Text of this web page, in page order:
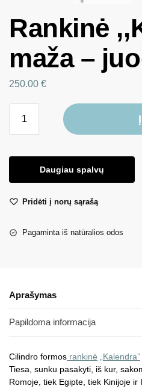
Rankinė
maža –
250.00 €
Daugiau spalvų
Pridėti į norų sąrašą
Pagaminta iš natūralios odos
Aprašymas
Papildoma informacija
Cilindro formos rankinė „Kalendra”
Tiesa, sunku pasakyti, iš kur,
Romoje, tiek Egipte, tiek Kinijoje ir